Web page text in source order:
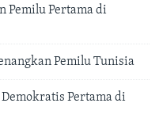
Pemilu Pertama di
Pemilu Tunisia
Pertama di